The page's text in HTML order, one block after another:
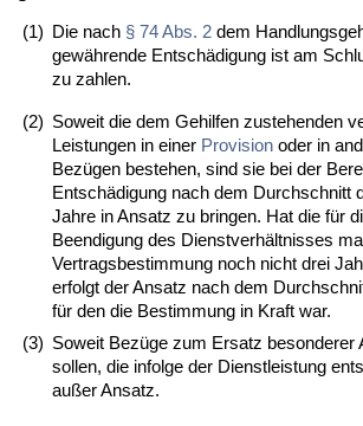
(1) Die nach § 74 Abs. 2 dem
gewährende Entschädigung ist am
zu zahlen.
(2) Soweit die dem Gehilfen zustehenden
Leistungen in einer Provision oder in
Bezügen bestehen, sind sie bei der
Entschädigung nach dem Durchschnitt
Jahre in Ansatz zu bringen. Hat die für
Beendigung des Dienstverhältnisses
Vertragsbestimmung noch nicht drei
erfolgt der Ansatz nach dem
für den die Bestimmung in Kraft war.
(3) Soweit Bezüge zum Ersatz besonderer
sollen, die infolge der Dienstleistung
außer Ansatz.